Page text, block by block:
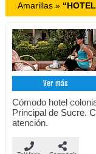
Amarillas »
Ver más
Cómodo hotel
Principal de Sucre.
atención.